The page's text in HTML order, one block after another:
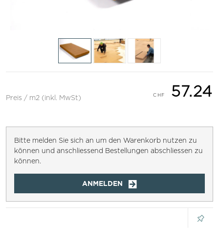
Preis / m2 (inkl. MwSt) 57.24
Bitte melden Sie sich an um den Warenkorb nutzen zu
können und anschliessend Bestellungen abschliessen zu
können.
ANMELDEN